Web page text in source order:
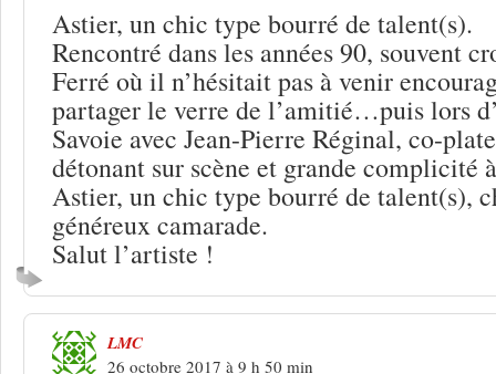
Astier, un chic type bourré de talent(s).
Rencontré dans les années 90, souvent
Ferré où il n’hésitait pas à venir
partager le verre de l’amitié…puis lors
Savoie avec Jean-Pierre Réginal, co-
détonant sur scène et grande complicité
Astier, un chic type bourré de talent(s),
généreux camarade.
Salut l’artiste !
LMC
26 octobre 2017 à 9 h 50 min